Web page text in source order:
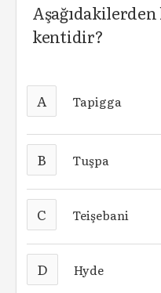
kentidir?
A Tapigga
B Tuşpa
C Teişebani
D Hyde